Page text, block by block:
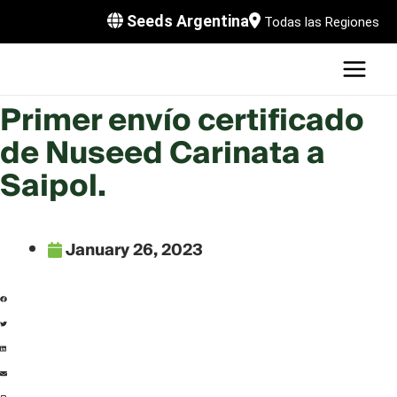
Seeds Argentina Todas las Regiones
Primer envío certificado
de Nuseed Carinata a
Saipol.
January 26, 2023